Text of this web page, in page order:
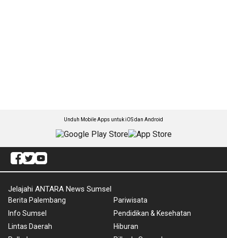
Unduh Mobile Apps untuk iOS dan Android
Jelajahi ANTARA News Sumsel
Berita Palembang
Info Sumsel
Lintas Daerah
Pariwisata
Pendidikan & Kesehatan
Hiburan